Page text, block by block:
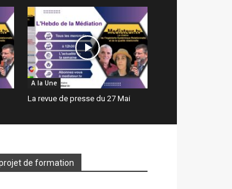
A la Une
La revue de presse du 27 Mai
de formation